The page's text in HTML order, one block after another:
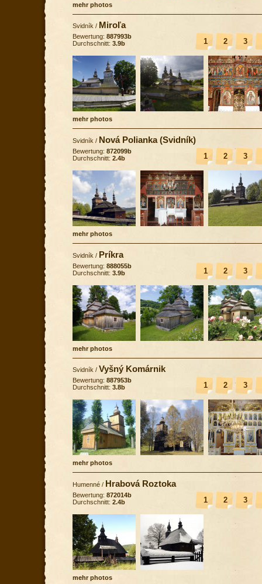
mehr photos
Svidník / Miroľa
1 2 3
Bewertung: 887993b
Durchschnitt: 3.9b
mehr photos
Svidník / Nová Polianka (Svidník)
1 2 3
Bewertung: 872099b
Durchschnitt: 2.4b
mehr photos
Svidník / Príkra
1 2 3
Bewertung: 888055b
Durchschnitt: 3.9b
mehr photos
Svidník / Vyšný Komárnik
1 2 3
Bewertung: 887953b
Durchschnitt: 3.8b
mehr photos
Humenné / Hrabová Roztoka
1 2 3
Bewertung: 872014b
Durchschnitt: 2.4b
mehr photos